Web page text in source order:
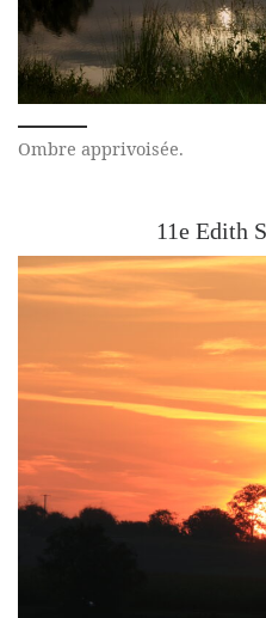
Ombre apprivoisée.
11e Edith